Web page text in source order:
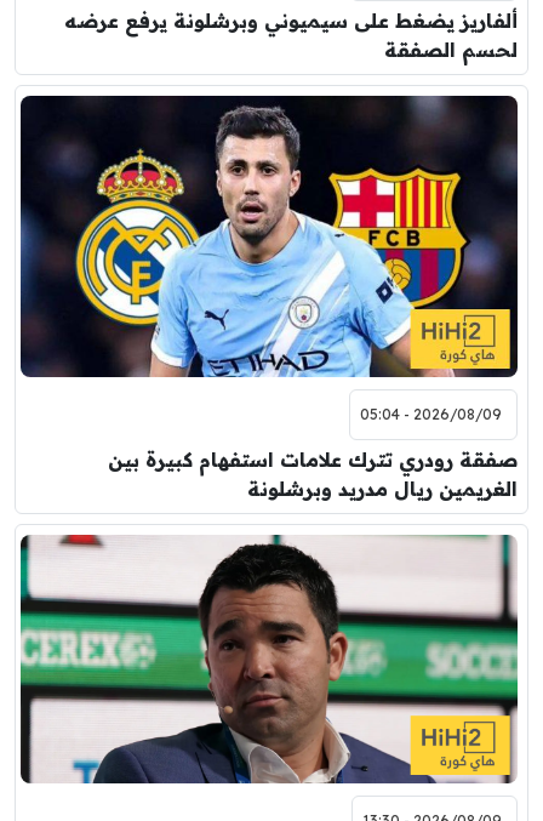
ألفاريز يضغط على سيميوني وبرشلونة يرفع عرضه
لحسم الصفقة
2026/08/09 - 05:04
صفقة رودري تترك علامات استفهام كبيرة بين
الغريمين ريال مدريد وبرشلونة